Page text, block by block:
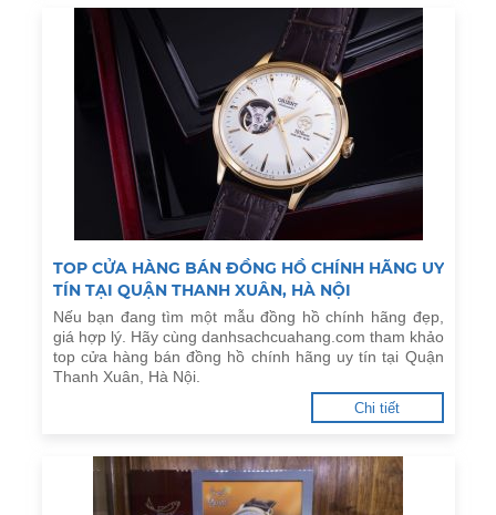
TOP CỬA HÀNG BÁN ĐỒNG HỒ CHÍNH HÃNG UY
TÍN TẠI QUẬN THANH XUÂN, HÀ NỘI
Nếu bạn đang tìm một mẫu đồng hồ chính hãng đẹp,
giá hợp lý. Hãy cùng danhsachcuahang.com tham khảo
top cửa hàng bán đồng hồ chính hãng uy tín tại Quận
Thanh Xuân, Hà Nội.
Chi tiết